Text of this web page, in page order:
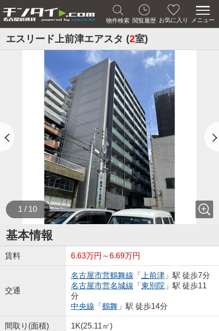
物件検索 閲覧履歴 お気に入り メニュー
エスリード上前津エアスタ (2室)
1 / 10
基本情報
賃料 6.63万円～6.69万円
交通
名古屋市営鶴舞線 「 上前津」駅 徒歩7分
名古屋市営名城線 「 東別院 」駅 徒歩11
分
中央線 「 鶴舞」駅 徒歩14分
間取り(面積) 1K(25.11㎡)